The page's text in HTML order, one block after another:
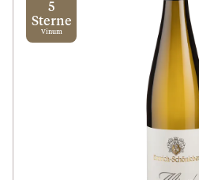
Klassifikation
Ausbau
Im Rewe Handel erhältlich
5
Sterne
Vinum